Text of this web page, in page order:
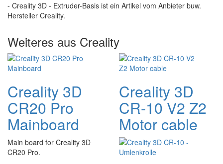
- Creality 3D - Extruder-Basis ist ein Artikel vom Anbieter buw.
Hersteller Creality.
Weiteres aus Creality
Creality 3D
CR20 Pro
Mainboard
Main board for Creality 3D
CR20 Pro.
Creality 3D
CR-10 V2 Z2
Motor cable